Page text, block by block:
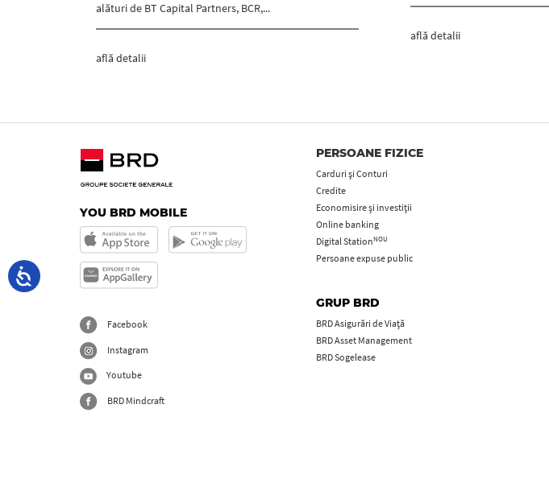
alături de BT Capital Partners, BCR,...
află detalii
află detalii
YOU BRD MOBILE
Facebook
Instagram
Youtube
BRD Mindcraft
PERSOANE FIZICE
Carduri şi Conturi
Credite
Economisire și investiții
Online banking
Digital StationNOU
Persoane expuse public
GRUP BRD
BRD Asigurări de Viață
BRD Asset Management
BRD Sogelease